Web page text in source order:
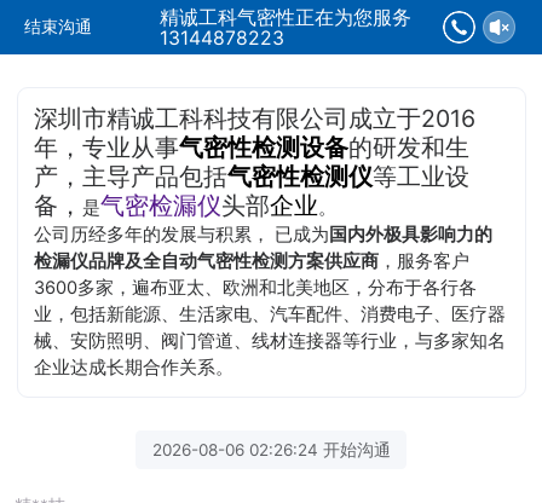
结束沟通
精诚工科气密性正在为您服务
13144878223
深圳市精诚工科科技有限公司成立于2016
年，专业从事气密性检测设备的研发和生
产，主导产品包括气密性检测仪等工业设
备， 是气密检漏仪头部企业。
公司历经多年的发展与积累， 已成为国内外极具影响力的
检漏仪品牌及全自动气密性检测方案供应商 ，服务客户
3600多家，遍布亚太、欧洲和北美地区，分布于各行各
业，包括新能源、生活家电、汽车配件、消费电子、医疗器
械、安防照明、阀门管道、线材连接器等行业，与多家知名
企业达成长期合作关系。
2026-08-06 02:26:24 开始沟通